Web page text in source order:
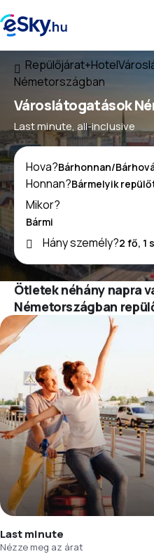
Repülőjárat+Hotel
Németországban
Városlátogatások
Last minute, all-inclusive
Hova?
Honnan?
Mikor?
Hány személy?
Ötletek néhány napra
Németországban
Last minute
Nézze meg az árat